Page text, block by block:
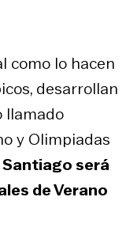
como lo hacen
desarrollan
llamado
y Olimpiadas
será
de Verano